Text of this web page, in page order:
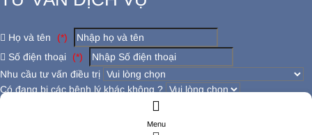
Menu
Họ và tên
(*)
Số điện thoại
(*)
Nhu cầu tư vấn điều trị
Có đang bị các bệnh lý khác không ?